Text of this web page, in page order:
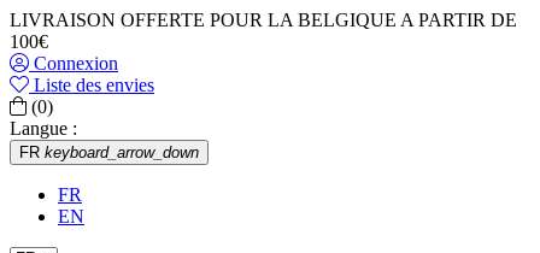
LIVRAISON OFFERTE POUR LA BELGIQUE A PARTIR DE
100€
Connexion
Liste des envies
(0)
Langue :
FR keyboard_arrow_down
FR
EN